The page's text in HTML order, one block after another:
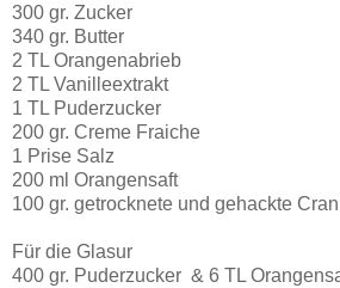
300 gr. Zucker
340 gr. Butter
2 TL Orangenabrieb
2 TL Vanilleextrakt
1 TL Puderzucker
200 gr. Creme Fraiche
1 Prise Salz
200 ml Orangensaft
100 gr. getrocknete und gehackte
Für die Glasur
400 gr. Puderzucker & 6 TL